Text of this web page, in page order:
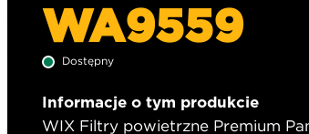
WA9559
Dostępny
Informacje o tym produkcie
WIX Filtry powietrzne Premium